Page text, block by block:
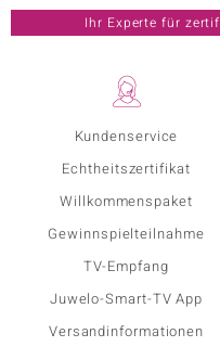
Kundenservice
Echtheitszertifikat
Willkommenspaket
Gewinnspielteilnahme
TV-Empfang
Juwelo-Smart-TV App
Versandinformationen
Ihr Experte für